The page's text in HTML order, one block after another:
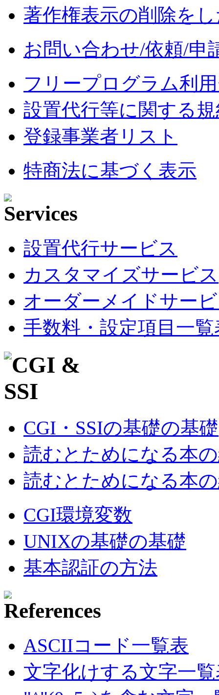
著作権表示の削除を
お問い合わせ/依頼/申
フリープログラム利
設置代行等に関する
登録事業者リスト
特商法に基づく表示
設置代行サービス
カスタマイズサービス
オーダーメイドサー
手数料・設定項目一覧
CGI・SSIの基礎の基礎
読むとためになる本
読むとためになる本
CGI環境変数
UNIXの基礎の基礎
基本認証の方法
ASCIIコード一覧表
文字化けする文字一